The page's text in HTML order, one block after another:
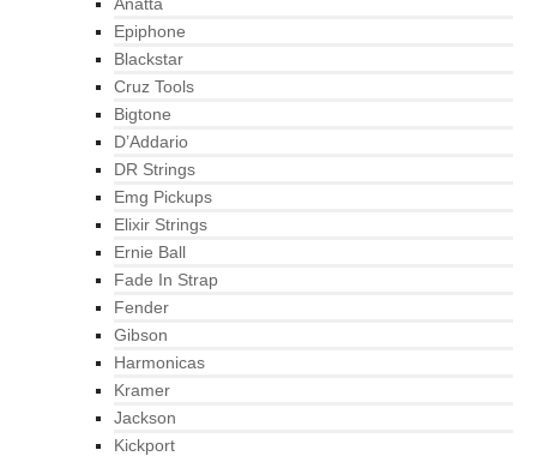
Epiphone
Blackstar
Cruz Tools
Bigtone
D’Addario
DR Strings
Emg Pickups
Elixir Strings
Ernie Ball
Fade In Strap
Fender
Gibson
Harmonicas
Kramer
Jackson
Kickport